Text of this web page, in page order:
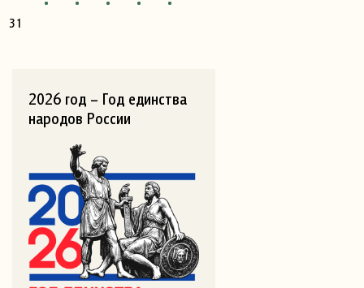
31
2026 год – Год единства
народов России